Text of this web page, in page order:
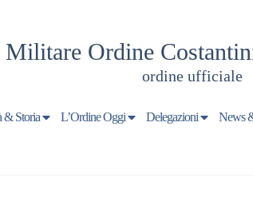
Militare Ordine
ordine ufficiale
& Storia L’Ordine Oggi Delegazioni News